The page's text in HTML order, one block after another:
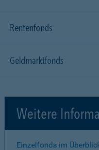
Rentenfonds
Geldmarktfonds
Weitere
Einzelfonds im